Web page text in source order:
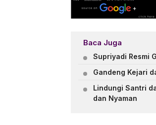
Baca Juga
Supriyadi Resmi
Gandeng Kejari
Lindungi Santri
dan Nyaman